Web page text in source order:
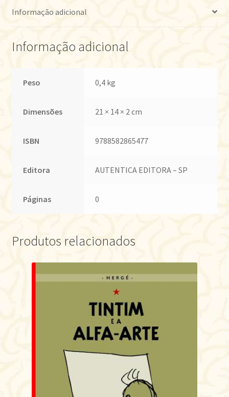
Informação adicional
Informação adicional
Peso 0,4 kg
Dimensões 21 × 14 × 2 cm
ISBN 9788582865477
Editora AUTENTICA EDITORA – SP
Páginas 0
Produtos relacionados